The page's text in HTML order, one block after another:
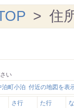
> 住
い
泊町小泊 付近の地図を表
さ行 た行